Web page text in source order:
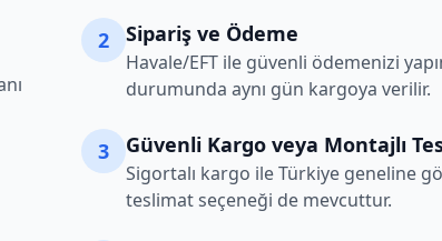
2 Sipariş ve Ödeme
Havale/EFT ile güvenli ödemenizi
durumunda aynı gün kargoya verilir.
3 Güvenli Kargo veya Montajlı
Sigortalı kargo ile Türkiye geneline
teslimat seçeneği de mevcuttur.